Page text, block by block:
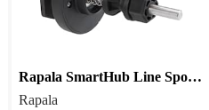
Rapala SmartHub Line Spooler
Rapala